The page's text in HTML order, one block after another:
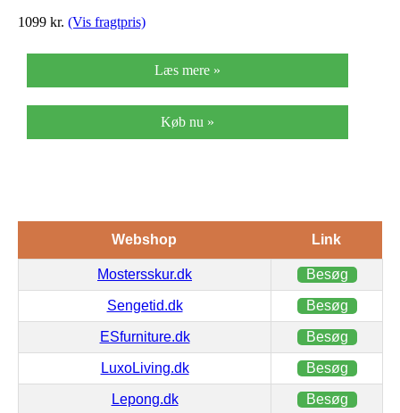
1099 kr. (Vis fragtpris)
Læs mere »
Køb nu »
Webshop Link
Mostersskur.dk Besøg
Sengetid.dk Besøg
ESfurniture.dk Besøg
LuxoLiving.dk Besøg
Lepong.dk Besøg